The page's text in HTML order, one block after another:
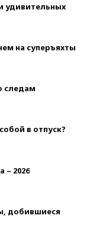
удивительных
на суперъяхты
следам
в отпуск?
– 2026
добившиеся